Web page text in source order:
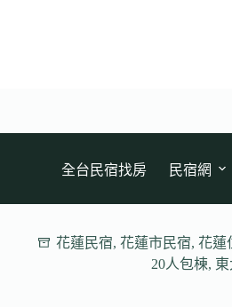
全台民宿找房 民宿網
花蓮民宿, 花蓮市民宿, 花蓮
20人包棟,